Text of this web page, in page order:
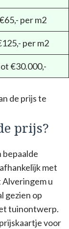
per m2
per m2
€30.000,-
de prijs te
prijs?
bepaalde
met
u
gezien op
tuinontwerp.
voor